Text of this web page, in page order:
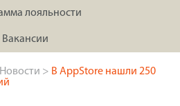
лояльности
Вакансии
Новости > В AppStore нашли 250